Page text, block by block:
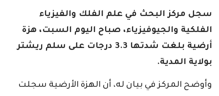
سجل مركز البحث في علم الفلك والفيزياء
الفلكية والجيوفيزياء، صباح اليوم السبت، هزة
أرضية بلغت شدتها 3.3 درجات على سلم ريشتر
بولاية المدية.
وأوضح المركز في بيان له، أن الهزة الأرضية سجلت